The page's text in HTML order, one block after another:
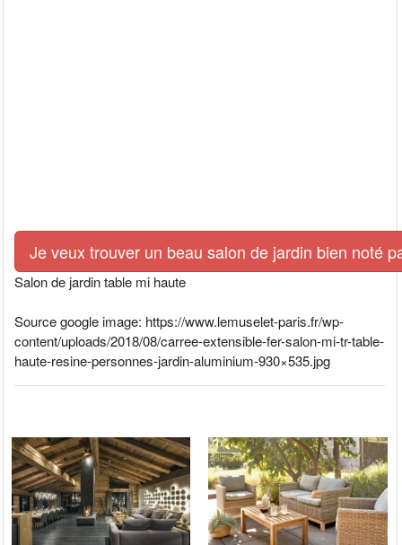
Je veux trouver un beau salon de jardin bien noté
Salon de jardin table mi haute
Source google image: https://www.lemuselet-paris.fr/wp-
content/uploads/2018/08/carree-extensible-fer-salon-mi-tr-table-
haute-resine-personnes-jardin-aluminium-930×535.jpg